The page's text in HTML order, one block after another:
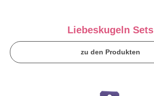
Liebeskugeln Sets
zu den Produkten